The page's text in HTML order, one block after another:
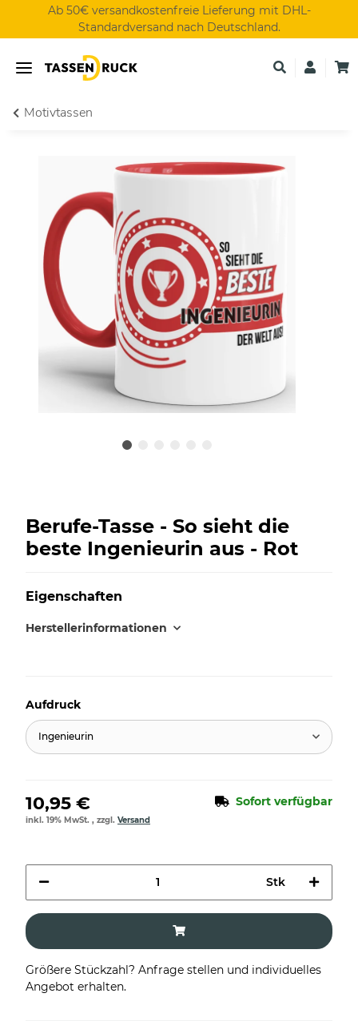
Ab 50€ versandkostenfreie Lieferung mit DHL-
Standardversand nach Deutschland.
Motivtassen
Berufe-Tasse - So sieht die
beste Ingenieurin aus - Rot
Eigenschaften
Herstellerinformationen
Aufdruck
Ingenieurin
10,95 € Sofort verfügbar
inkl. 19% MwSt. , zzgl. Versand
Stk
Größere Stückzahl? Anfrage stellen und individuelles
Angebot erhalten.